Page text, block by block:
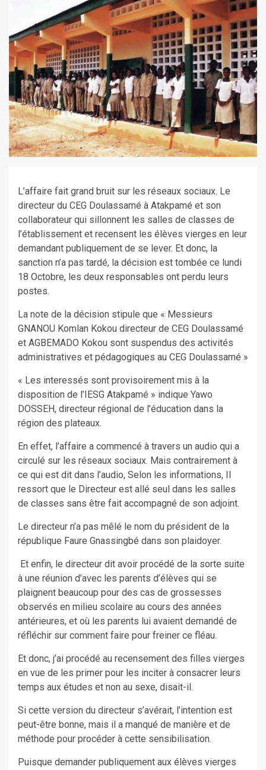
L’affaire fait grand bruit sur les réseaux sociaux. Le
directeur du CEG Doulassamé à Atakpamé et son
collaborateur qui sillonnent les salles de classes de
l’établissement et recensent les élèves vierges en leur
demandant publiquement de se lever. Et donc, la
sanction n’a pas tardé, la décision est tombée ce lundi
18 Octobre, les deux responsables ont perdu leurs
postes.
La note de la décision stipule que « Messieurs
GNANOU Komlan Kokou directeur de CEG Doulassamé
et AGBEMADO Kokou sont suspendus des activités
administratives et pédagogiques au CEG Doulassamé »
« Les interessés sont provisoirement mis à la
disposition de l’IESG Atakpamé » indique Yawo
DOSSEH, directeur régional de l’éducation dans la
région des plateaux.
En effet, l’affaire a commencé à travers un audio qui a
circulé sur les réseaux sociaux. Mais contrairement à
ce qui est dit dans l’audio, Selon les informations, Il
ressort que le Directeur est allé seul dans les salles
de classes sans être fait accompagné de son adjoint.
Le directeur n’a pas mêlé le nom du président de la
république Faure Gnassingbé dans son plaidoyer.
Et enfin, le directeur dit avoir procédé de la sorte suite
à une réunion d’avec les parents d’élèves qui se
plaignent beaucoup pour des cas de grossesses
observés en milieu scolaire au cours des années
antérieures, et où les parents lui avaient demandé de
réfléchir sur comment faire pour freiner ce fléau.
Et donc, j’ai procédé au recensement des filles vierges
en vue de les primer pour les inciter à consacrer leurs
temps aux études et non au sexe, disait-il.
Si cette version du directeur s’avérait, l’intention est
peut-être bonne, mais il a manqué de manière et de
méthode pour procéder à cette sensibilisation.
Puisque demander publiquement aux élèves vierges